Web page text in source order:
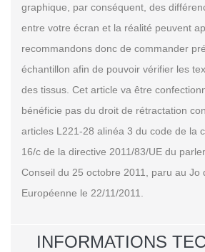
graphique, par conséquent, des
entre votre écran et la réalité peuvent
recommandons donc de commander
échantillon afin de pouvoir vérifier les
des tissus. Cet article va être
bénéficie pas du droit de rétractation
articles L221-28 alinéa 3 du code de la
16/c de la directive 2011/83/UE du
Conseil du 25 octobre 2011, paru au Jo
Européenne le 22/11/2011.
INFORMATIONS